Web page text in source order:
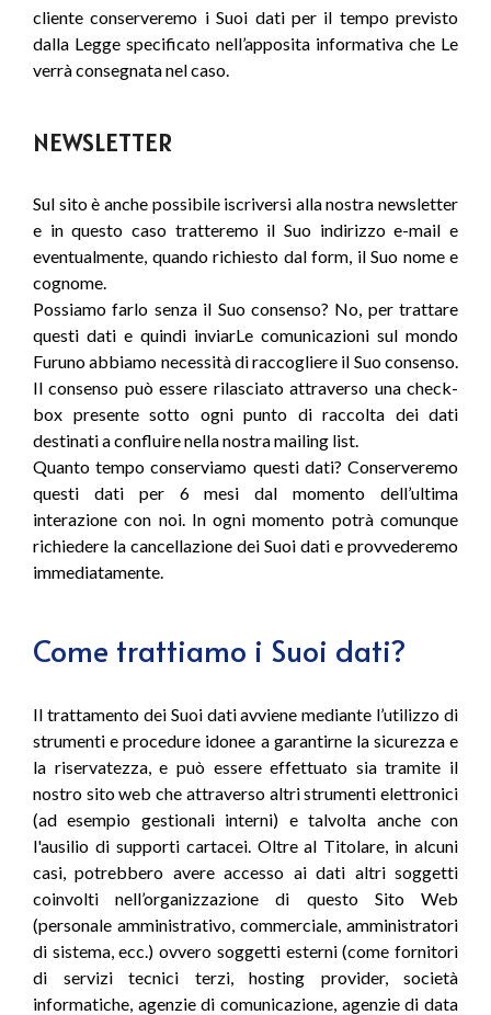
cliente conserveremo i Suoi dati per il tempo previsto
dalla Legge specificato nell’apposita informativa che Le
verrà consegnata nel caso.
NEWSLETTER
Sul sito è anche possibile iscriversi alla nostra newsletter
e in questo caso tratteremo il Suo indirizzo e-mail e
eventualmente, quando richiesto dal form, il Suo nome e
cognome.
Possiamo farlo senza il Suo consenso? No, per trattare
questi dati e quindi inviarLe comunicazioni sul mondo
Furuno abbiamo necessità di raccogliere il Suo consenso.
Il consenso può essere rilasciato attraverso una check-
box presente sotto ogni punto di raccolta dei dati
destinati a confluire nella nostra mailing list.
Quanto tempo conserviamo questi dati? Conserveremo
questi dati per 6 mesi dal momento dell’ultima
interazione con noi. In ogni momento potrà comunque
richiedere la cancellazione dei Suoi dati e provvederemo
immediatamente.
Come trattiamo i Suoi dati?
Il trattamento dei Suoi dati avviene mediante l’utilizzo di
strumenti e procedure idonee a garantirne la sicurezza e
la riservatezza, e può essere effettuato sia tramite il
nostro sito web che attraverso altri strumenti elettronici
(ad esempio gestionali interni) e talvolta anche con
l'ausilio di supporti cartacei. Oltre al Titolare, in alcuni
casi, potrebbero avere accesso ai dati altri soggetti
coinvolti nell’organizzazione di questo Sito Web
(personale amministrativo, commerciale, amministratori
di sistema, ecc.) ovvero soggetti esterni (come fornitori
di servizi tecnici terzi, hosting provider, società
informatiche, agenzie di comunicazione, agenzie di data